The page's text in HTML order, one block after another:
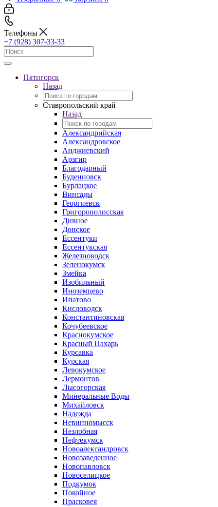
Телефоны
+7 (928) 307-33-33
Пятигорск
Назад
Ставропольский край
Назад
Александрийская
Александровское
Анджиевский
Арзгир
Благодарный
Буденновск
Бурлацкое
Винсады
Георгиевск
Григорополисская
Дивное
Донское
Ессентуки
Ессентукская
Железноводск
Зеленокумск
Змейка
Изобильный
Иноземцево
Ипатово
Кисловодск
Константиновская
Кочубеевское
Краснокумское
Красный Пахарь
Курсавка
Курская
Левокумское
Лермонтов
Лысогорская
Минеральные Воды
Михайловск
Надежда
Невинномысск
Незлобная
Нефтекумск
Новоалександровск
Новозаведенное
Новопавловск
Новоселицкое
Подкумок
Покойное
Прасковея